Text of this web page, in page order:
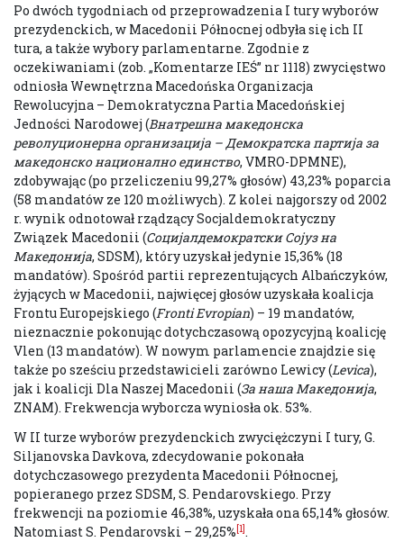
Po dwóch tygodniach od przeprowadzenia I tury wyborów
prezydenckich, w Macedonii Północnej odbyła się ich II
tura, a także wybory parlamentarne. Zgodnie z
oczekiwaniami (zob. „Komentarze IEŚ” nr 1118) zwycięstwo
odniosła Wewnętrzna Macedońska Organizacja
Rewolucyjna – Demokratyczna Partia Macedońskiej
Jedności Narodowej (Внатрешна македонска
револуционерна организација – Демократска партија за
македонско национално единство, VMRO-DPMNE),
zdobywając (po przeliczeniu 99,27% głosów) 43,23% poparcia
(58 mandatów ze 120 możliwych). Z kolei najgorszy od 2002
r. wynik odnotował rządzący Socjaldemokratyczny
Związek Macedonii (Социјалдемократски Сојуз на
Македонија, SDSM), który uzyskał jedynie 15,36% (18
mandatów). Spośród partii reprezentujących Albańczyków,
żyjących w Macedonii, najwięcej głosów uzyskała koalicja
Frontu Europejskiego (Fronti Evropian) – 19 mandatów,
nieznacznie pokonując dotychczasową opozycyjną koalicję
Vlen (13 mandatów). W nowym parlamencie znajdzie się
także po sześciu przedstawicieli zarówno Lewicy (Levica),
jak i koalicji Dla Naszej Macedonii (За наша Македонија,
ZNAM). Frekwencja wyborcza wyniosła ok. 53%.
W II turze wyborów prezydenckich zwyciężczyni I tury, G.
Siljanovska Davkova, zdecydowanie pokonała
dotychczasowego prezydenta Macedonii Północnej,
popieranego przez SDSM, S. Pendarovskiego. Przy
frekwencji na poziomie 46,38%, uzyskała ona 65,14% głosów.
Natomiast S. Pendarovski – 29,25% [1].